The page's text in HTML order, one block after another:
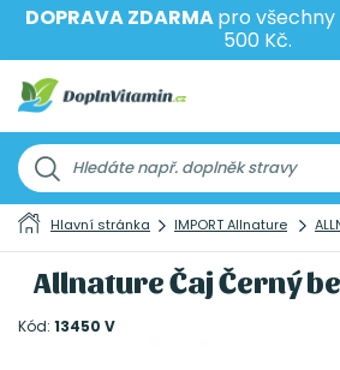
DOPRAVA ZDARMApro
500 Kč.
Hlavní stránka IMPORT Allnature
Allnature Čaj Černý
Kód: 13450 V